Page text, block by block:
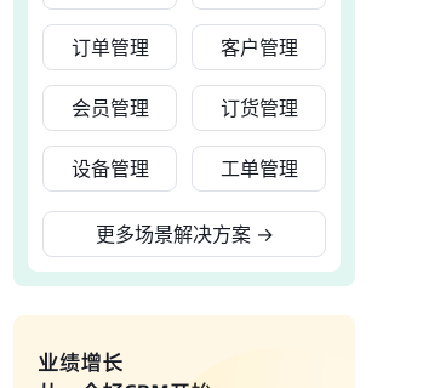
订单管理 客户管理
会员管理 订货管理
设备管理 工单管理
更多场景解决方案 →